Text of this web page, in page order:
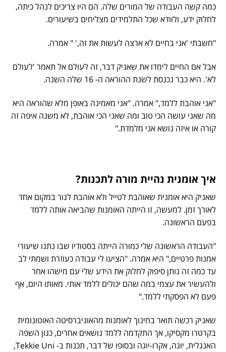
כמה קשה העבודה של המורים שלה. הם היו צריכים לנהל כיתה,
לחלוק ידע, ולוודא שכל התלמידים מצליחים בשיעורים.
"חשבתי 'אני בחיים לא ארצה לעשות את זה,' " אמרה.
אבל אם החיים לימדו את שאניק דבר, זה לעולם אל תאמר 'לעולם
לא'. היא כבר נכנסת לשנת ההוראה ה- 16 שלה השנה.
"אני אוהבת ללמד," אמרה. "אני מאמינה באופן מלא שהוראה היא
מה שאני עושה הכי טוב ומה שאני הכי אוהבת, לא משנה איפה זה
קורה או איזה נושא אני מלמדת."
איך אומנית נהיית מורה לתכנות?
שאניק היא אומנית שאוהבת לטייל ולא אוהבת לגור במקום אחד
לאורך זמן. למעשה, זו הייתה האומנות שהביאה אותה ללמד
בפעם הראשונה.
"העבודה הראשונה שלי כמורה הייתה בסטודיו שבו נתנו שיעורי
אמנות פרטיים," היא אמרה. "הציעו לי עבודה כעוזרת ושמתי לב
עד כמה זה נותן סיפוק לחלוק את הידע שלי עם מישהו אחר
ולהעשיר את עצמי במה שהם יכולים ללמד אותי. מאותו היום, אף
פעם לא הפסקתי ללמד."
שאניק רכשה תואר בחינוך לאומנות מהאוניברסיטה האוטונומית
בקרטרו מקסיקו, אך התקדמה ללמד נושאים אחרים, כגון השפה
האנגלית, יוגה, אקרו-יוגה ובסופו של דבר, תכנות ב- Tekkie Uni,